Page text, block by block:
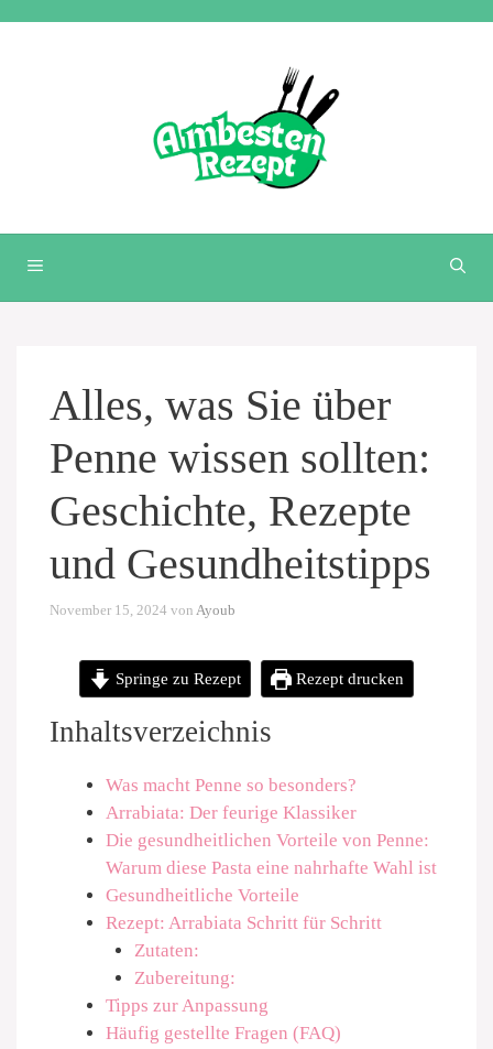
MENÜ
Alles, was Sie über
Penne wissen sollten:
Geschichte, Rezepte
und Gesundheitstipps
November 15, 2024 von Ayoub
Springe zu Rezept Rezept drucken
Inhaltsverzeichnis
Was macht Penne so besonders?
Arrabiata: Der feurige Klassiker
Die gesundheitlichen Vorteile von Penne:
Warum diese Pasta eine nahrhafte Wahl ist
Gesundheitliche Vorteile
Rezept: Arrabiata Schritt für Schritt
Zutaten:
Zubereitung:
Tipps zur Anpassung
Häufig gestellte Fragen (FAQ)